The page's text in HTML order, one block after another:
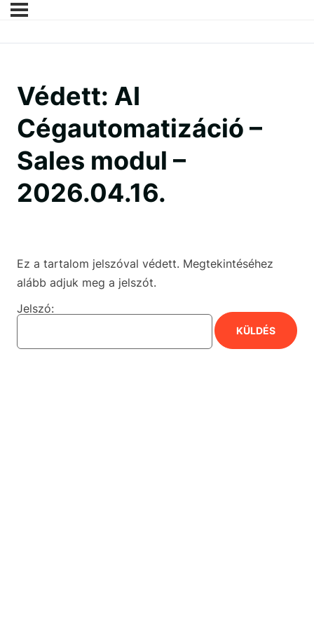
Védett: AI
Cégautomatizáció –
Sales modul –
2026.04.16.
Ez a tartalom jelszóval védett. Megtekintéséhez
alább adjuk meg a jelszót.
Jelszó: